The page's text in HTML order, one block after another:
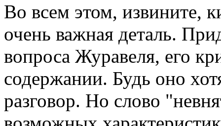
Во всем этом, извините,
очень важная деталь.
вопроса Журавеля, его
содержании. Будь оно
разговор. Но слово